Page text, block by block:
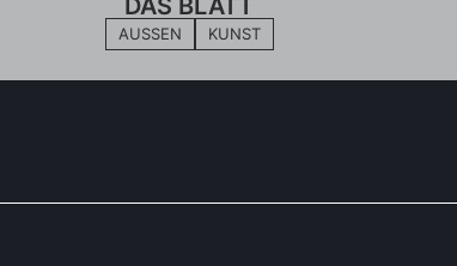
DAS BLATT
AUSSEN KUNST